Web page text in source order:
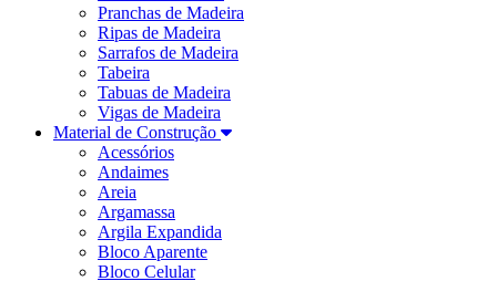
Pranchas de Madeira
Ripas de Madeira
Sarrafos de Madeira
Tabeira
Tabuas de Madeira
Vigas de Madeira
Material de Construção
Acessórios
Andaimes
Areia
Argamassa
Argila Expandida
Bloco Aparente
Bloco Celular